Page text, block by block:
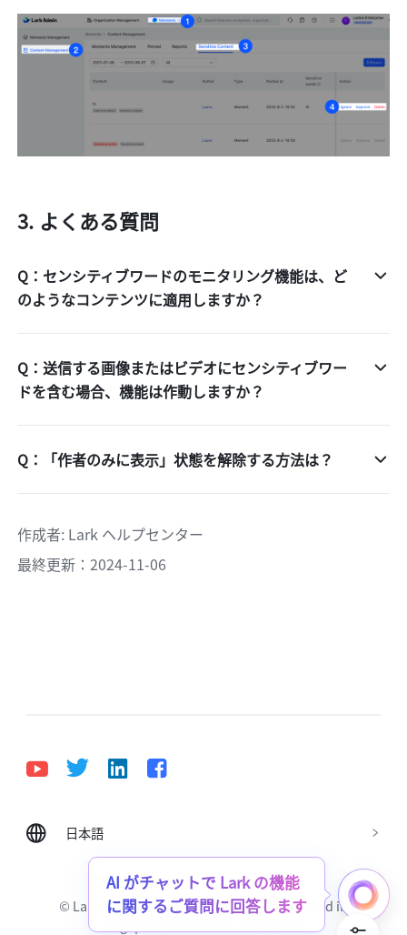
よくある質問
Q：センシティブワードのモニタリング機能は、ど
のようなコンテンツに適用しますか？
Q：送信する画像またはビデオにセンシティブワー
ドを含む場合、機能は作動しますか？
Q：「作者のみに表示」状態を解除する方法は？
作成者: Lark ヘルプセンター
最終更新：2024-11-06
日本語
Bahasa Indonesia Deutsch English
Español
Italiano
Português (Brasil)
Tiếng Việt
ไทย 한국어 日本語
中文
© Lark Technologies Pte. Ltd. Headquartered in
AI がチャットで Lark の機能
に関するご質問に回答します